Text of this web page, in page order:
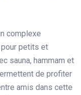
complexe
petits et
sauna, hammam et
de profiter
amis dans cette